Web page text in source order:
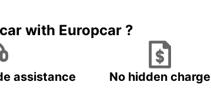
with Europcar ?
assistance No hidden charge